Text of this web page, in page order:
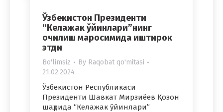
Ўзбекистон Президенти
“Келажак ўйинлари”нинг
очилиш маросимида иштирок
этди
Bo'limsiz By Raqobat qo'mitasi
21.02.2024
Ўзбекистон Республикаси
Президенти Шавкат Мирзиёев Қозон
шаҳрида “Келажак ўйинлари”